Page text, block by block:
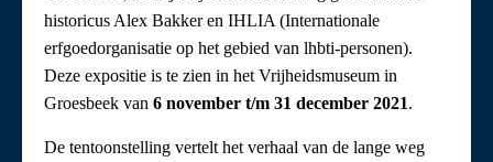
historicus Alex Bakker en IHLIA (Internationale
erfgoedorganisatie op het gebied van lhbti-personen).
Deze expositie is te zien in het Vrijheidsmuseum in
Groesbeek van 6 november t/m 31 december 2021.
De tentoonstelling vertelt het verhaal van de lange weg